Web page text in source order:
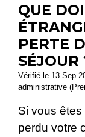
QUE
PERTE
SÉJOUR
Vérifié le 13 Sep
administrative
Si vous
perdu votre